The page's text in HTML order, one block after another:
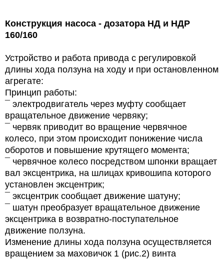
Конструкция насоса - дозатора НД и НДР
160/160
Устройство и работа привода с регулировкой
длины хода ползуна на ходу и при остановленном
агрегате:
Принцип работы:
¯ электродвигатель через муфту сообщает
вращательное движение червяку;
¯ червяк приводит во вращение червячное
колесо, при этом происходит понижение числа
оборотов и повышение крутящего момента;
¯ червячное колесо посредством шпонки вращает
вал эксцентрика, на шлицах кривошипа которого
установлен эксцентрик;
¯ эксцентрик сообщает движение шатуну;
¯ шатун преобразует вращательное движение
эксцентрика в возвратно-поступательное
движение ползуна.
Изменение длины хода ползуна осуществляется
вращением за маховичок 1 (рис.2) винта